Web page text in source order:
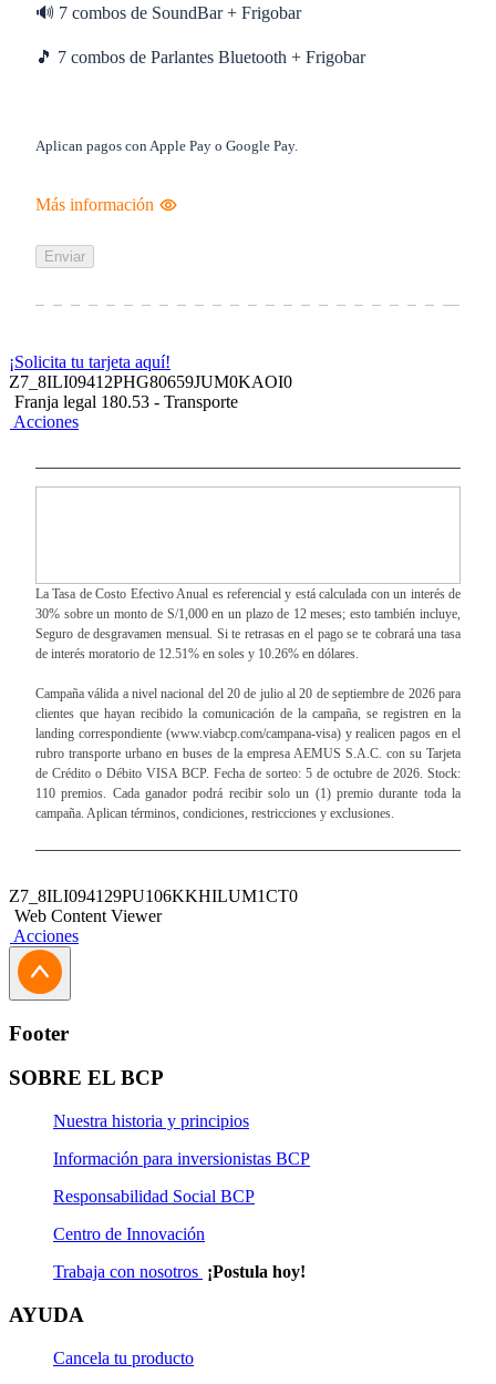
🔊 7 combos de SoundBar + Frigobar
🎵 7 combos de Parlantes Bluetooth + Frigobar
Aplican pagos con Apple Pay o Google Pay.
Más información
Enviar
¡Solicita tu tarjeta aquí!
Z7_8ILI09412PHG80659JUM0KAOI0
Franja legal 180.53 - Transporte
Acciones
La Tasa de Costo Efectivo Anual es referencial y está calculada con un interés de
30% sobre un monto de S/1,000 en un plazo de 12 meses; esto también incluye,
Seguro de desgravamen mensual. Si te retrasas en el pago se te cobrará una tasa
de interés moratorio de 12.51% en soles y 10.26% en dólares.
Campaña válida a nivel nacional del 20 de julio al 20 de septiembre de 2026 para
clientes que hayan recibido la comunicación de la campaña, se registren en la
landing correspondiente (www.viabcp.com/campana-visa) y realicen pagos en el
rubro transporte urbano en buses de la empresa AEMUS S.A.C. con su Tarjeta
de Crédito o Débito VISA BCP. Fecha de sorteo: 5 de octubre de 2026. Stock:
110 premios. Cada ganador podrá recibir solo un (1) premio durante toda la
campaña. Aplican términos, condiciones, restricciones y exclusiones.
Z7_8ILI094129PU106KKHILUM1CT0
Web Content Viewer
Acciones
Footer
SOBRE EL BCP
Nuestra historia y principios
Información para inversionistas BCP
Responsabilidad Social BCP
Centro de Innovación
Trabaja con nosotros ¡Postula hoy!
AYUDA
Cancela tu producto